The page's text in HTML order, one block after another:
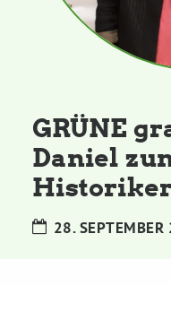
Kommissionen
Grünes Zentrum
Personen
Sylvia Rietenberg,
GRÜNE
Daniel
28.